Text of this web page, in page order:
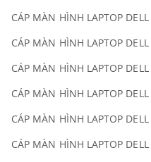
CÁP MÀN HÌNH LAPTOP DELL
CÁP MÀN HÌNH LAPTOP DELL
CÁP MÀN HÌNH LAPTOP DELL
CÁP MÀN HÌNH LAPTOP DELL
CÁP MÀN HÌNH LAPTOP DELL
CÁP MÀN HÌNH LAPTOP DELL